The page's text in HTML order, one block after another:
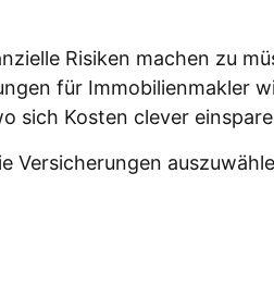
Risi­ken machen zu
für Immo­bi­li­en­mak­ler
sich Kos­ten cle­ver
Ver­si­che­run­gen